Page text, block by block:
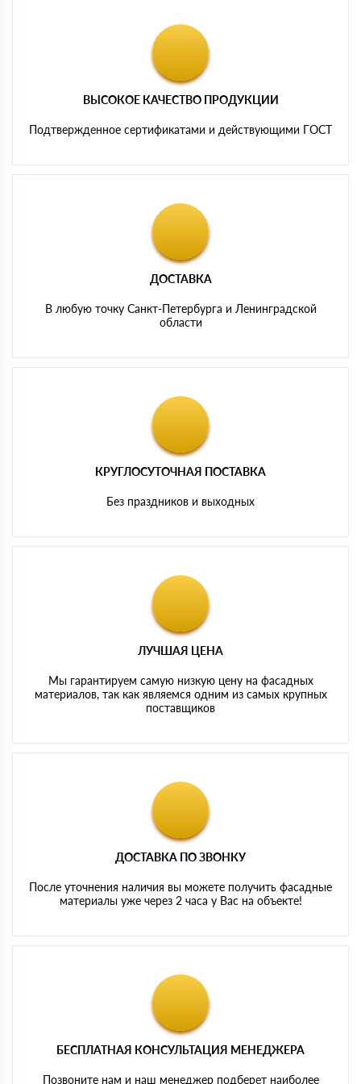
ВЫСОКОЕ КАЧЕСТВО ПРОДУКЦИИ
Подтвержденное сертификатами и действующими ГОСТ
ДОСТАВКА
В любую точку Санкт-Петербурга и Ленинградской
области
КРУГЛОСУТОЧНАЯ ПОСТАВКА
Без праздников и выходных
ЛУЧШАЯ ЦЕНА
Мы гарантируем самую низкую цену на фасадных
материалов, так как являемся одним из самых крупных
поставщиков
ДОСТАВКА ПО ЗВОНКУ
После уточнения наличия вы можете получить фасадные
материалы уже через 2 часа у Вас на объекте!
БЕСПЛАТНАЯ КОНСУЛЬТАЦИЯ МЕНЕДЖЕРА
Позвоните нам и наш менеджер подберет наиболее